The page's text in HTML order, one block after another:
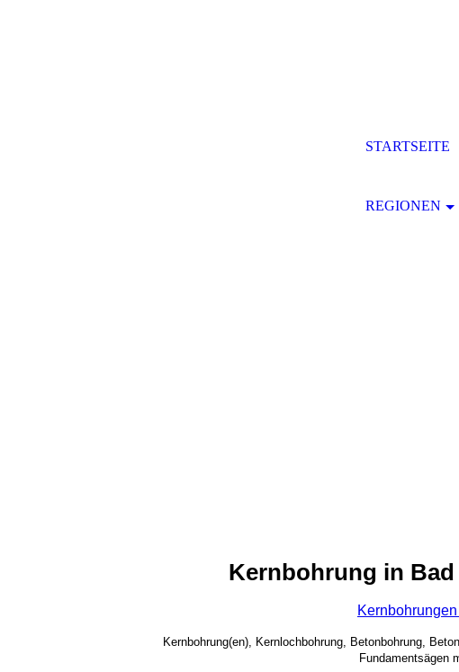
Kernbohrung in
Kernbohrung(en), Kernlochbohrung, Betonbohrung,
Fundamentsägen
STARTSEITE
REGIONEN